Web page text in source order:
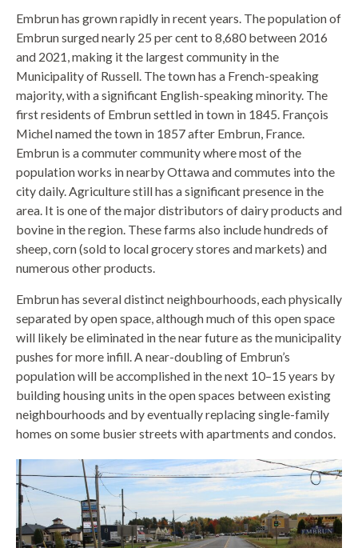
Embrun has grown rapidly in recent years. The population of
Embrun surged nearly 25 per cent to 8,680 between 2016
and 2021, making it the largest community in the
Municipality of Russell. The town has a French-speaking
majority, with a significant English-speaking minority. The
first residents of Embrun settled in town in 1845. François
Michel named the town in 1857 after Embrun, France.
Embrun is a commuter community where most of the
population works in nearby Ottawa and commutes into the
city daily. Agriculture still has a significant presence in the
area. It is one of the major distributors of dairy products and
bovine in the region. These farms also include hundreds of
sheep, corn (sold to local grocery stores and markets) and
numerous other products.
Embrun has several distinct neighbourhoods, each physically
separated by open space, although much of this open space
will likely be eliminated in the near future as the municipality
pushes for more infill. A near-doubling of Embrun’s
population will be accomplished in the next 10–15 years by
building housing units in the open spaces between existing
neighbourhoods and by eventually replacing single-family
homes on some busier streets with apartments and condos.